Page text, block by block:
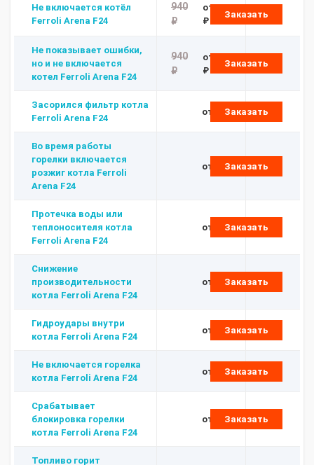
Не включается котёл
Ferroli Arena F24
940
₽
от 480
₽
Заказать
Не показывает ошибки,
но и не включается
котел Ferroli Arena F24
940
₽
от 480
₽
Заказать
Засорился фильтр котла
Ferroli Arena F24
от 480 ₽Заказать
Во время работы
горелки включается
розжиг котла Ferroli
Arena F24
от 480 ₽Заказать
Протечка воды или
теплоносителя котла
Ferroli Arena F24
от 480 ₽Заказать
Снижение
производительности
котла Ferroli Arena F24
от 480 ₽Заказать
Гидроудары внутри
котла Ferroli Arena F24
от 480 ₽Заказать
Не включается горелка
котла Ferroli Arena F24
от 480 ₽Заказать
Срабатывает
блокировка горелки
котла Ferroli Arena F24
от 480 ₽Заказать
Топливо горит